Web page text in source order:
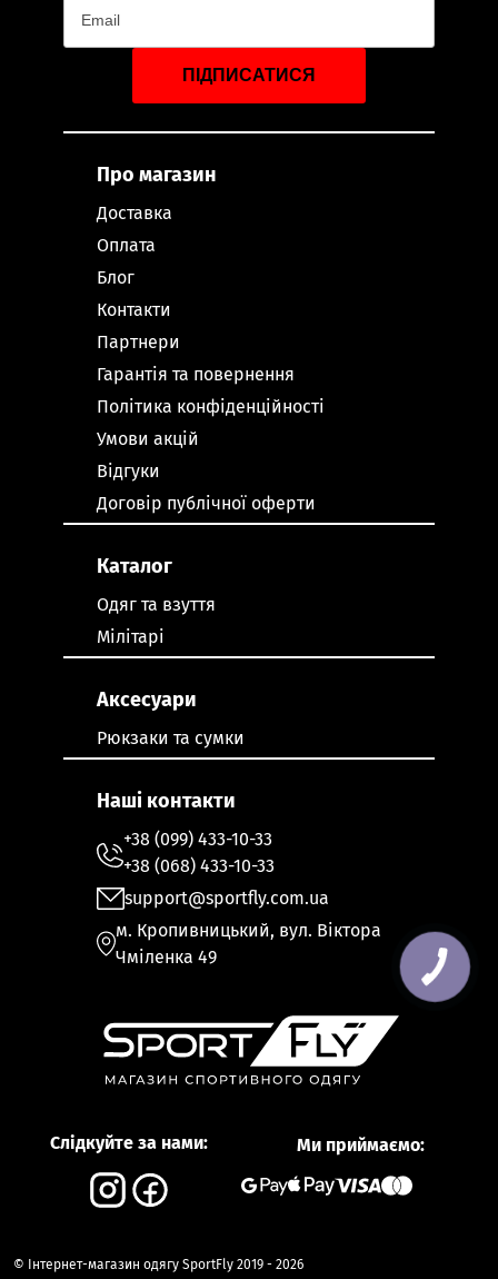
Слідкуйте за нами: Ми приймаємо:
ПІДПИСАТИСЯ
Про магазин
Доставка
Оплата
Блог
Контакти
Партнери
Гарантія та повернення
Політика конфіденційності
Умови акцій
Відгуки
Договір публічної оферти
Каталог
Одяг та взуття
Мілітарі
Аксесуари
Рюкзаки та сумки
Наші контакти
+38 (099) 433-10-33
+38 (068) 433-10-33
support@sportfly.com.ua
м. Кропивницький, вул. Віктора
Чміленка 49
© Інтернет-магазин одягу SportFly 2019 - 2026